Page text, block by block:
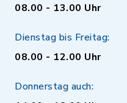
08.00 - 13.00 Uhr
Dienstag bis Freitag:
08.00 - 12.00 Uhr
Donnerstag auch: